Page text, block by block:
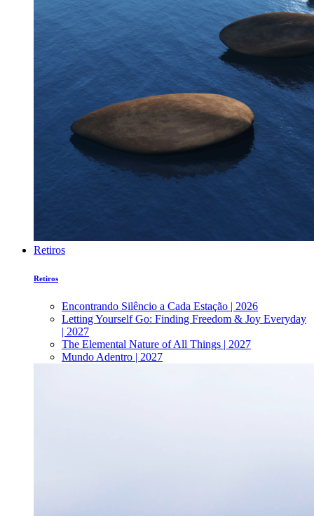
Retiros
Retiros
Encontrando Silêncio a Cada Estação | 2026
Letting Yourself Go: Finding Freedom & Joy Everyday
| 2027
The Elemental Nature of All Things | 2027
Mundo Adentro | 2027